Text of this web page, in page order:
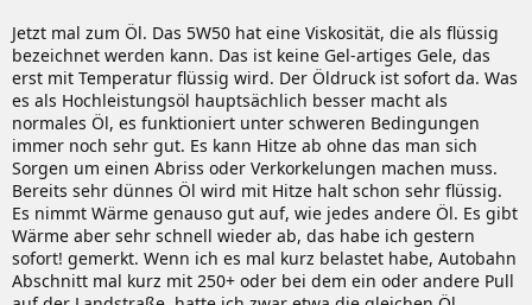
Jetzt mal zum Öl. Das 5W50 hat eine Viskosität, die als flüssig
bezeichnet werden kann. Das ist keine Gel-artiges Gele, das
erst mit Temperatur flüssig wird. Der Öldruck ist sofort da. Was
es als Hochleistungsöl hauptsächlich besser macht als
normales Öl, es funktioniert unter schweren Bedingungen
immer noch sehr gut. Es kann Hitze ab ohne das man sich
Sorgen um einen Abriss oder Verkorkelungen machen muss.
Bereits sehr dünnes Öl wird mit Hitze halt schon sehr flüssig.
Es nimmt Wärme genauso gut auf, wie jedes andere Öl. Es gibt
Wärme aber sehr schnell wieder ab, das habe ich gestern
sofort! gemerkt. Wenn ich es mal kurz belastet habe, Autobahn
Abschnitt mal kurz mit 250+ oder bei dem ein oder andere Pull